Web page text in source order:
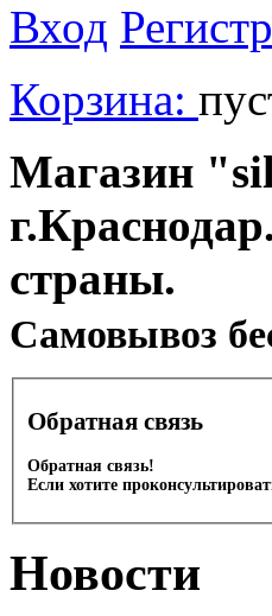
Вход
Корзина:
Магазин
страны.
Cамовывоз
Обратная связь
Обратная связь!
Если хотите
Новости